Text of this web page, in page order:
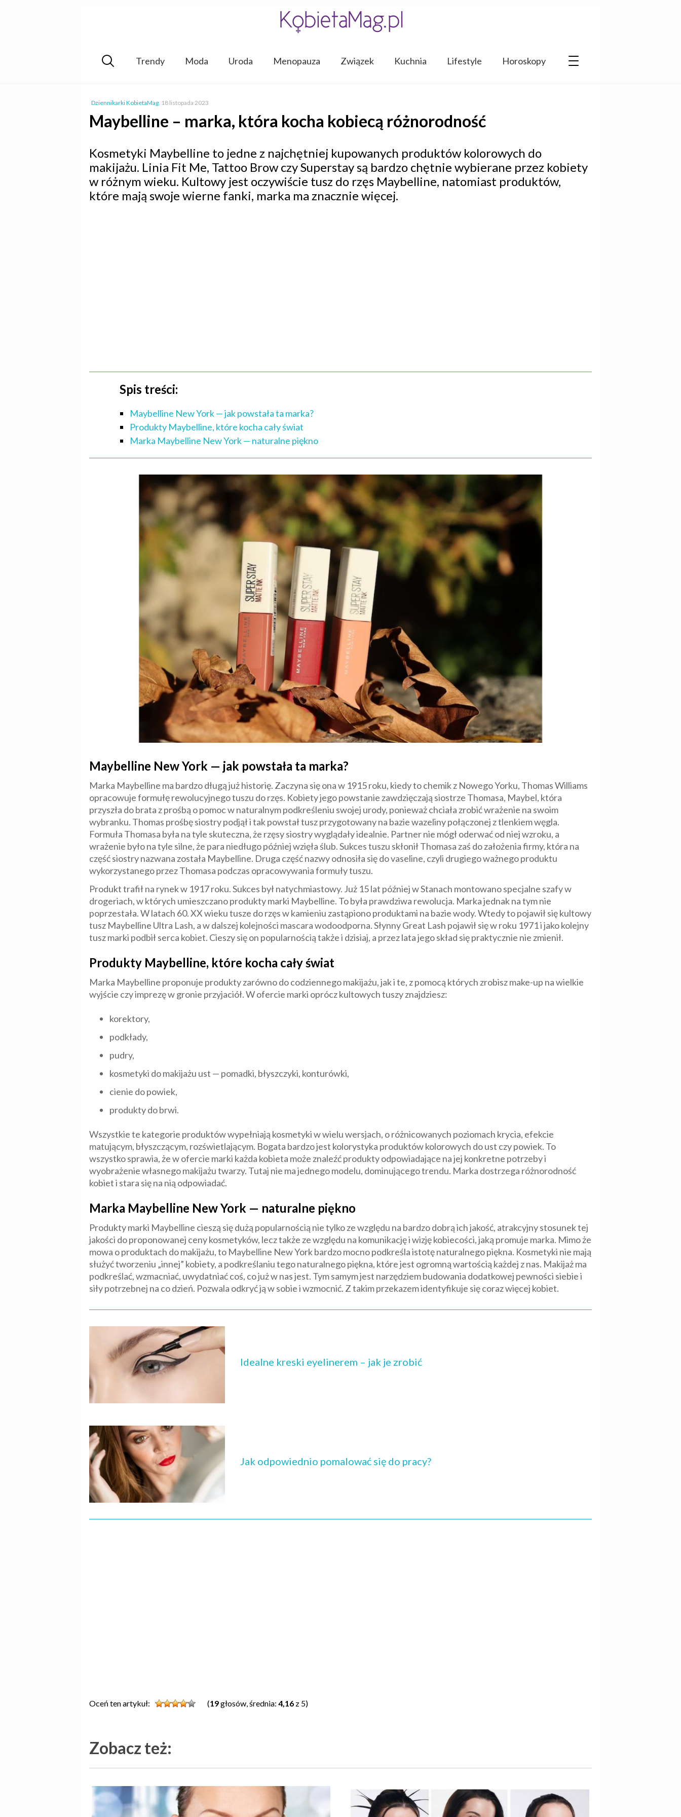
Trendy Moda Uroda Menopauza Związek Kuchnia Lifestyle Horoskopy
Dziennikarki KobietaMag, 18 listopada 2023
Maybelline – marka, która kocha kobiecą różnorodność
Kosmetyki Maybelline to jedne z najchętniej kupowanych produktów kolorowych do
makijażu. Linia Fit Me, Tattoo Brow czy Superstay są bardzo chętnie wybierane przez kobiety
w różnym wieku. Kultowy jest oczywiście tusz do rzęs Maybelline, natomiast produktów,
które mają swoje wierne fanki, marka ma znacznie więcej.
Spis treści:
Maybelline New York — jak powstała ta marka?
Produkty Maybelline, które kocha cały świat
Marka Maybelline New York — naturalne piękno
Maybelline New York — jak powstała ta marka?
Marka Maybelline ma bardzo długą już historię. Zaczyna się ona w 1915 roku, kiedy to chemik z Nowego Yorku, Thomas Williams
opracowuje formułę rewolucyjnego tuszu do rzęs. Kobiety jego powstanie zawdzięczają siostrze Thomasa, Maybel, która
przyszła do brata z prośbą o pomoc w naturalnym podkreśleniu swojej urody, ponieważ chciała zrobić wrażenie na swoim
wybranku. Thomas prośbę siostry podjął i tak powstał tusz przygotowany na bazie wazeliny połączonej z tlenkiem węgla.
Formuła Thomasa była na tyle skuteczna, że rzęsy siostry wyglądały idealnie. Partner nie mógł oderwać od niej wzroku, a
wrażenie było na tyle silne, że para niedługo później wzięła ślub. Sukces tuszu skłonił Thomasa zaś do założenia firmy, która na
część siostry nazwana została Maybelline. Druga część nazwy odnosiła się do vaseline, czyli drugiego ważnego produktu
wykorzystanego przez Thomasa podczas opracowywania formuły tuszu.
Produkt trafił na rynek w 1917 roku. Sukces był natychmiastowy. Już 15 lat później w Stanach montowano specjalne szafy w
drogeriach, w których umieszczano produkty marki Maybelline. To była prawdziwa rewolucja. Marka jednak na tym nie
poprzestała. W latach 60. XX wieku tusze do rzęs w kamieniu zastąpiono produktami na bazie wody. Wtedy to pojawił się kultowy
tusz Maybelline Ultra Lash, a w dalszej kolejności mascara wodoodporna. Słynny Great Lash pojawił się w roku 1971 i jako kolejny
tusz marki podbił serca kobiet. Cieszy się on popularnością także i dzisiaj, a przez lata jego skład się praktycznie nie zmienił.
Produkty Maybelline, które kocha cały świat
Marka Maybelline proponuje produkty zarówno do codziennego makijażu, jak i te, z pomocą których zrobisz make-up na wielkie
wyjście czy imprezę w gronie przyjaciół. W ofercie marki oprócz kultowych tuszy znajdziesz:
korektory,
podkłady,
pudry,
kosmetyki do makijażu ust — pomadki, błyszczyki, konturówki,
cienie do powiek,
produkty do brwi.
Wszystkie te kategorie produktów wypełniają kosmetyki w wielu wersjach, o różnicowanych poziomach krycia, efekcie
matującym, błyszczącym, rozświetlającym. Bogata bardzo jest kolorystyka produktów kolorowych do ust czy powiek. To
wszystko sprawia, że w ofercie marki każda kobieta może znaleźć produkty odpowiadające na jej konkretne potrzeby i
wyobrażenie własnego makijażu twarzy. Tutaj nie ma jednego modelu, dominującego trendu. Marka dostrzega różnorodność
kobiet i stara się na nią odpowiadać.
Marka Maybelline New York — naturalne piękno
Produkty marki Maybelline cieszą się dużą popularnością nie tylko ze względu na bardzo dobrą ich jakość, atrakcyjny stosunek tej
jakości do proponowanej ceny kosmetyków, lecz także ze względu na komunikację i wizję kobiecości, jaką promuje marka. Mimo że
mowa o produktach do makijażu, to Maybelline New York bardzo mocno podkreśla istotę naturalnego piękna. Kosmetyki nie mają
służyć tworzeniu „innej” kobiety, a podkreślaniu tego naturalnego piękna, które jest ogromną wartością każdej z nas. Makijaż ma
podkreślać, wzmacniać, uwydatniać coś, co już w nas jest. Tym samym jest narzędziem budowania dodatkowej pewności siebie i
siły potrzebnej na co dzień. Pozwala odkryć ją w sobie i wzmocnić. Z takim przekazem identyfikuje się coraz więcej kobiet.
Idealne kreski eyelinerem – jak je zrobić
Jak odpowiednio pomalować się do pracy?
Oceń ten artykuł: (19głosów, średnia: 4,16 z 5)
Zobacz też: